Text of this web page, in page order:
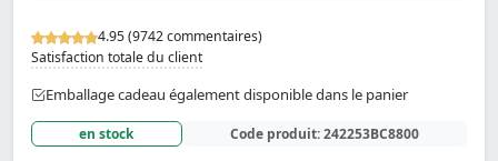
4.95 (9742 commentaires)
Satisfaction totale du client
Emballage cadeau également disponible dans le panier
en stock Code produit:242253BC8800